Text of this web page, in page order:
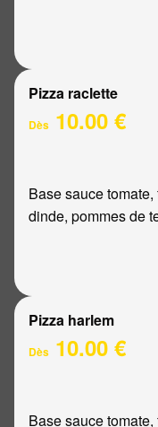
Pizza raclette
Dès 10.00 €
Base sauce
dinde, pommes de
Pizza harlem
Dès 10.00 €
Base sauce